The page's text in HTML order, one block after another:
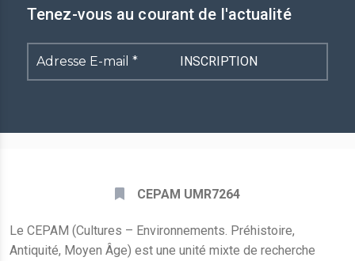
Tenez-vous au courant de l'actualité
Adresse
E-
CEPAM UMR7264
Le CEPAM (Cultures – Environnements. Préhistoire,
Antiquité, Moyen Âge) est une unité mixte de recherche